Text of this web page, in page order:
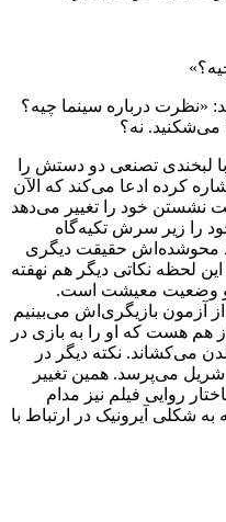
«نظرت درباره سینما چیه؟
نه؟
لبخندی تصنعی دو دستش را
کرده ادعا می‌کند که الآن
نشستن خود را تغییر می‌دهد
را زیر سرش تکیه‌گاه
محوشده‌اش حقیقت دیگری
لحظه نکاتی دیگر هم نهفته
و وضعیت معیشت است.
آزمون بازیگری‌اش می‌بینیم
هم هست که او را به بازی در
می‌کشاند. نکته دیگر در
می‌پرسد. همین تغییر
روایی فیلم نیز مدام
شکلی آیرونیک در ارتباط با